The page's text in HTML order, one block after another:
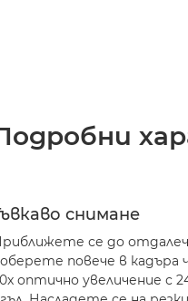
снимане
се до
повече в кадъра
оптично увеличение с